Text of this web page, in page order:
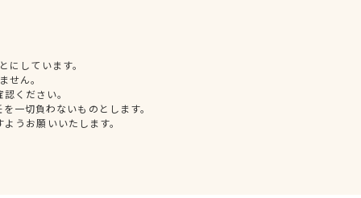
しています。
せん。
ください。
一切負わないものとします。
うお願いいたします。